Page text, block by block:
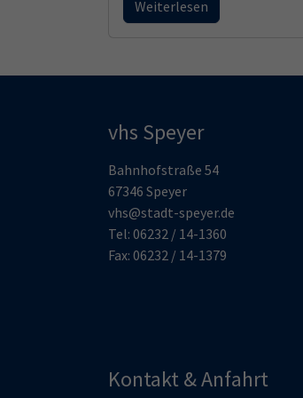
Weiterlesen
vhs Speyer
Bahnhofstraße 54
67346 Speyer
vhs@stadt-speyer.de
Tel: 06232 / 14-1360
Fax: 06232 / 14-1379
Kontakt & Anfahrt